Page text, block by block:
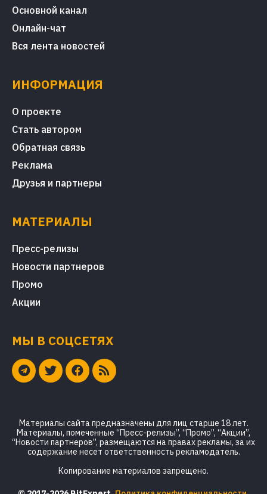
Основной канал
Онлайн-чат
Вся лента новостей
ИНФОРМАЦИЯ
О проекте
Стать автором
Обратная связь
Реклама
Друзья и партнеры
МАТЕРИАЛЫ
Пресс-релизы
Новости партнеров
Промо
Акции
МЫ В СОЦСЕТЯХ
Материалы сайта предназначены для лиц старше 18 лет.
Материалы, помеченные “Пресс-релизы”, “Промо”, “Акции”,
“Новости партнеров”, размещаются на правах рекламы, за их
содержание несет ответственность рекламодатель.
Копирование материалов запрещено.